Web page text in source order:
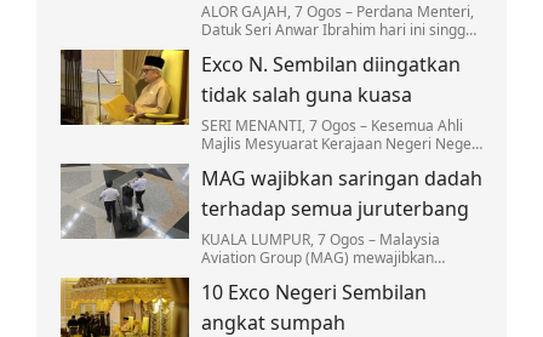
ALOR GAJAH, 7 Ogos – Perdana Menteri,
Datuk Seri Anwar Ibrahim hari ini singgah
sini kira-kira 12.30 tengah hari.
Exco N. Sembilan diingatkan
tidak salah guna kuasa
SERI MENANTI, 7 Ogos – Kesemua Ahli
Majlis Mesyuarat Kerajaan Negeri Negeri
supaya tidak sesekali menyalahguna
kuasa…
MAG wajibkan saringan dadah
terhadap semua juruterbang
KUALA LUMPUR, 7 Ogos – Malaysia
Aviation Group (MAG) mewajibkan
juruterbang di bawah syarikat
penerbangannya bagi memperkukuh…
10 Exco Negeri Sembilan
angkat sumpah